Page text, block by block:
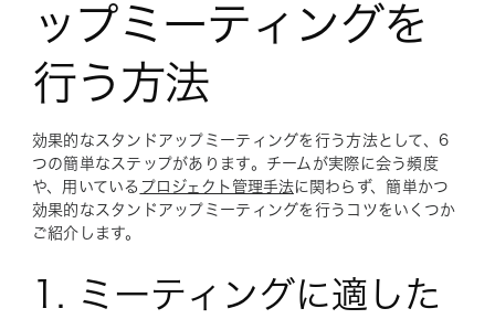
ップミーティングを
行う方法
効果的なスタンドアップミーティングを行う方法として、6
つの簡単なステップがあります。チームが実際に会う頻度
や、用いている プロジェクト管理手法に関わらず、簡単かつ
効果的なスタンドアップミーティングを行うコツをいくつか
ご紹介します。
1. ミーティングに適した